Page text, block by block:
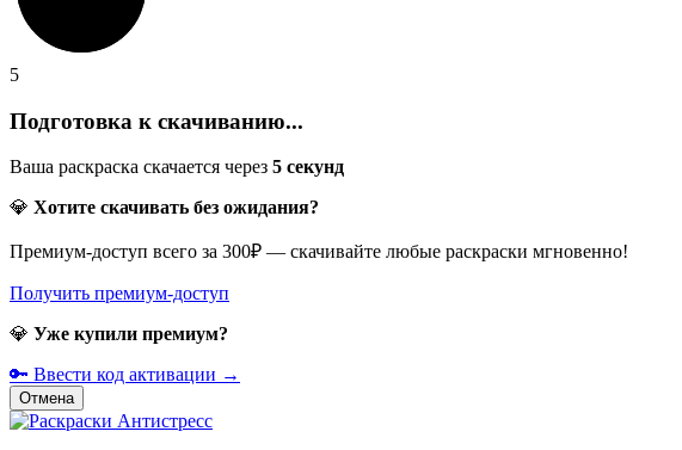
5
Подготовка к скачиванию...
Ваша раскраска скачается через 5 секунд
💎 Хотите скачивать без ожидания?
Премиум-доступ всего за 300₽ — скачивайте любые раскраски мгновенно!
Получить премиум-доступ
💎 Уже купили премиум?
🔑 Ввести код активации →
Отмена